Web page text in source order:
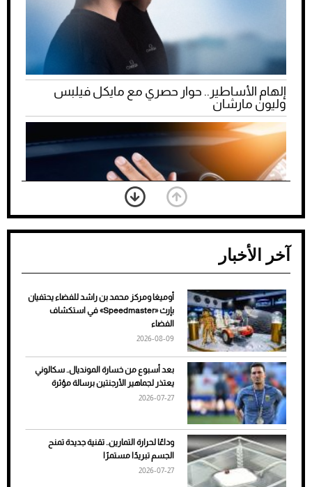
إلهام الأساطير.. حوار حصري مع مايكل فيلبس
وليون مارشان
ضعف تبريد مكيف السيارة عند الوقوف.. أشهر
الأسباب والحلول
آخر الأخبار
أوميغا ومركز محمد بن راشد للفضاء يحتفيان
بإرث «Speedmaster» في استكشاف
الفضاء
2026-08-09
بعد أسبوع من خسارة المونديال.. سكالوني
يعتذر لجماهير الأرجنتين برسالة مؤثرة
2026-07-27
وداعًا لحرارة التمارين.. تقنية جديدة تمنح
الجسم تبريدًا مستمرًا
2026-07-27